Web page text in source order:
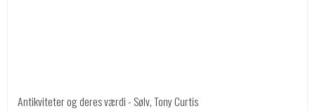
Antikviteter og deres værdi - Sølv, Tony Curtis